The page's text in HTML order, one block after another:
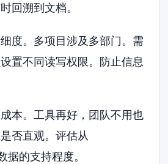
回溯到文档。
度。多项目涉及多部门。需
置不同读写权限。防止信息
本。工具再好，团队不用也
否直观。评估从
的支持程度。